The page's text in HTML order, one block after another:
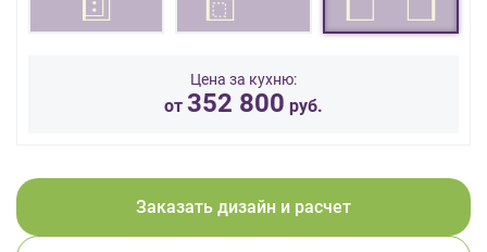
Цена за кухню:
от 352 800 руб.
Заказать дизайн и расчет